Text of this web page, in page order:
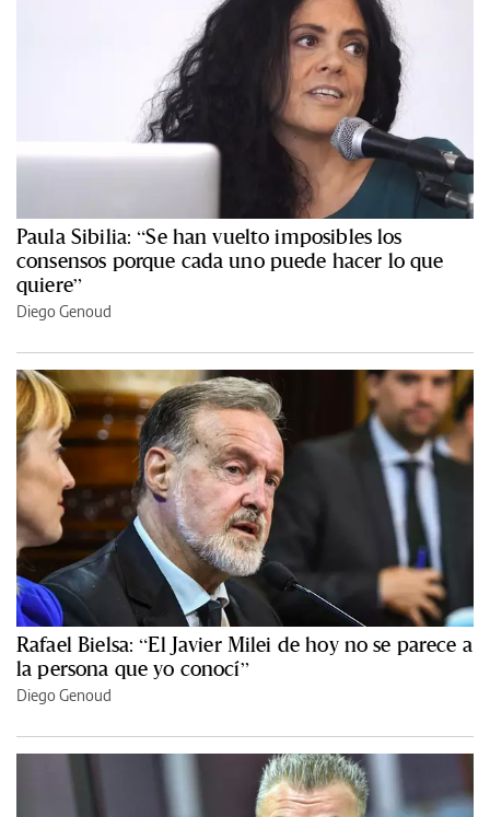
Paula Sibilia: “Se han vuelto imposibles los
consensos porque cada uno puede hacer lo que
quiere”
Diego Genoud
Rafael Bielsa: “El Javier Milei de hoy no se parece a
la persona que yo conocí”
Diego Genoud